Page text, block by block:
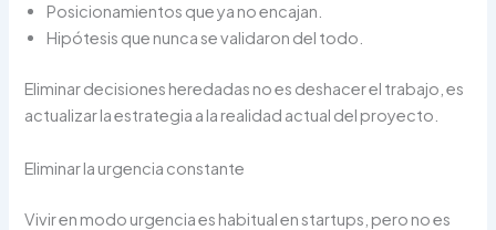
Posicionamientos que ya no encajan.
Hipótesis que nunca se validaron del todo.
Eliminar decisiones heredadas no es deshacer el trabajo, es
actualizar la estrategia a la realidad actual del proyecto.
Eliminar la urgencia constante
Vivir en modo urgencia es habitual en startups, pero no es